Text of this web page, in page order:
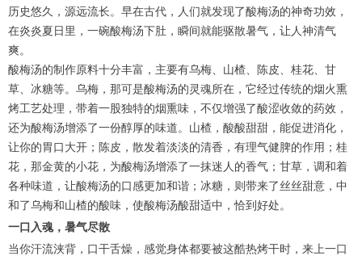
历史悠久，源远流长。早在古代，人们就发现了酸梅汤的神奇功效，
在炎炎夏日里，一碗酸梅汤下肚，瞬间就能驱散暑气，让人神清气
爽。
酸梅汤的制作原料十分丰富，主要有乌梅、山楂、陈皮、桂花、甘
草、冰糖等。乌梅，那可是酸梅汤的灵魂所在，它经过传统的烟火熏
烤工艺处理，带着一股独特的烟熏味，不仅增强了酸涩收敛的药效，
还为酸梅汤增添了一份醇厚的味道。山楂，酸酸甜甜，能促进消化，
让你的胃口大开；陈皮，散发着淡淡的清香，有理气健脾的作用；桂
花，那金黄的小花，为酸梅汤增添了一抹迷人的香气；甘草，调和着
各种味道，让酸梅汤的口感更加和谐；冰糖，则带来了丝丝甜意，中
和了乌梅和山楂的酸味，使酸梅汤酸甜适中，恰到好处。
一口入魂，暑气尽散
当你汗流浃背，口干舌燥，感觉身体都要被这酷热烤干时，来上一口